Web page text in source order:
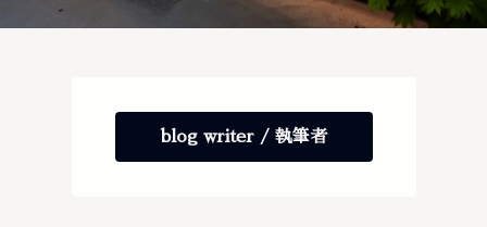
blog writer / 執筆者